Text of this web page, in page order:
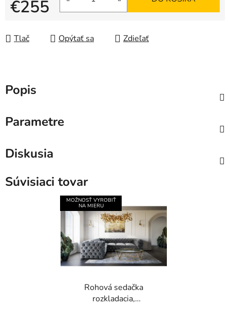
€255
Tlač Opýtať sa Zdieľať
Popis
Parametre
Diskusia
Súvisiaci tovar
MOŽNOSŤ VYROBIŤ
NA MIERU
Rohová sedačka
rozkladacia,